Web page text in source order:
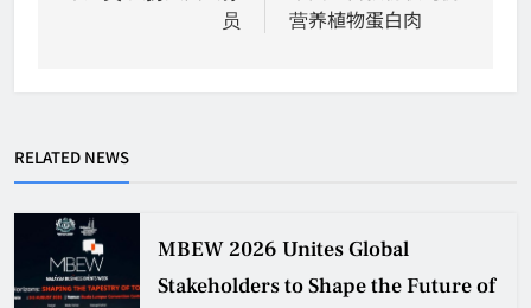
员
营养植物蛋白肉
RELATED NEWS
MBEW 2026 Unites Global
Stakeholders to Shape the Future of